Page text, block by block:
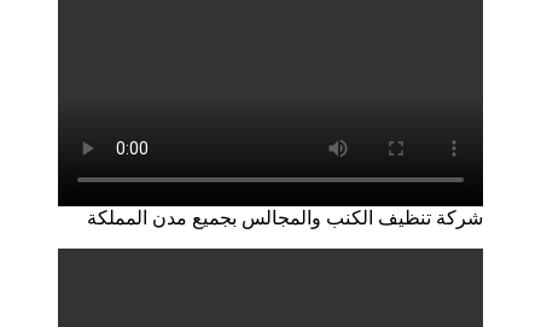
شركة تنظيف الكنب والمجالس بجميع مدن المملكة